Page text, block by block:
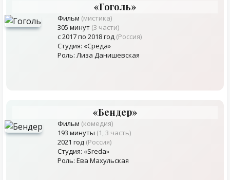
«Гоголь»
Фильм (мистика)
305 минут (3 части)
с 2017 по 2018 год (Россия)
Студия: «Среда»
Роль: Лиза Данишевская
«Бендер»
Фильм (комедия)
193 минуты (1, 3 часть)
2021 год (Россия)
Студия: «Sreda»
Роль: Ева Махульская